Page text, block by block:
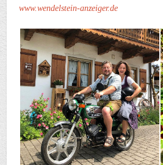
www.wendelstein-anzeiger.de